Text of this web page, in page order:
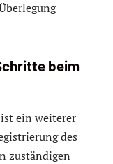
beim
ein weiterer
des
zuständigen